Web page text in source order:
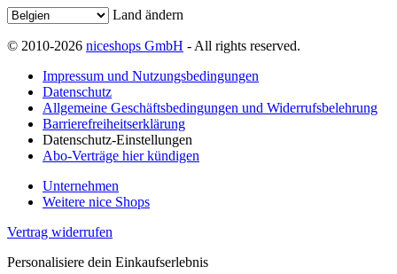
Land ändern
© 2010-2026 niceshops GmbH - All rights reserved.
Impressum und Nutzungsbedingungen
Datenschutz
Allgemeine Geschäftsbedingungen und Widerrufsbelehrung
Barrierefreiheitserklärung
Datenschutz-Einstellungen
Abo-Verträge hier kündigen
Unternehmen
Weitere nice Shops
Vertrag widerrufen
Personalisiere dein Einkaufserlebnis